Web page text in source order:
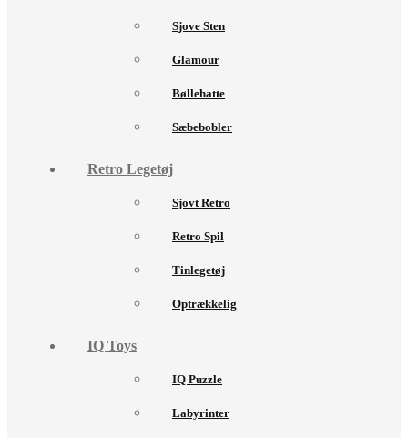
Sjove Sten
Glamour
Bøllehatte
Sæbebobler
Retro Legetøj
Sjovt Retro
Retro Spil
Tinlegetøj
Optrækkelig
IQ Toys
IQ Puzzle
Labyrinter